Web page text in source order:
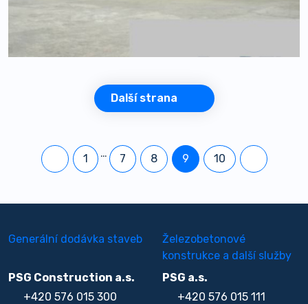
Další strana
1 … 7 8 9 10
Generální dodávka staveb
PSG Construction a.s.
+420 576 015 300
Železobetonové
konstrukce a další služby
PSG a.s.
+420 576 015 111